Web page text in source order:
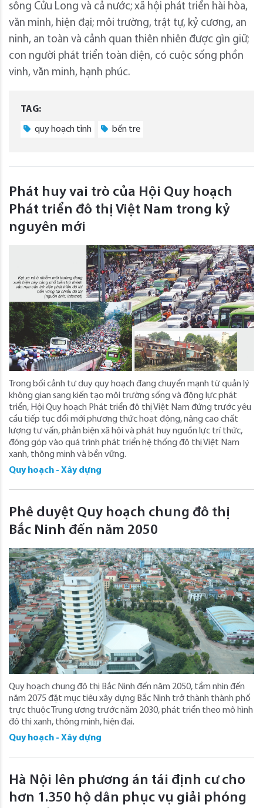
sông Cửu Long và cả nước; xã hội phát triển hài hòa,
văn minh, hiện đại; môi trường, trật tự, kỷ cương, an
ninh, an toàn và cảnh quan thiên nhiên được gìn giữ;
con người phát triển toàn diện, có cuộc sống phồn
vinh, văn minh, hạnh phúc.
TAG:
quy hoạch tỉnh bến tre
Phát huy vai trò của Hội Quy hoạch
Phát triển đô thị Việt Nam trong kỷ
nguyên mới
Trong bối cảnh tư duy quy hoạch đang chuyển mạnh từ quản lý
không gian sang kiến tạo môi trường sống và động lực phát
triển, Hội Quy hoạch Phát triển đô thị Việt Nam đứng trước yêu
cầu tiếp tục đổi mới phương thức hoạt động, nâng cao chất
lượng tư vấn, phản biện xã hội và phát huy nguồn lực trí thức,
đóng góp vào quá trình phát triển hệ thống đô thị Việt Nam
xanh, thông minh và bền vững.
Quy hoạch - Xây dựng
Phê duyệt Quy hoạch chung đô thị
Bắc Ninh đến năm 2050
Quy hoạch chung đô thị Bắc Ninh đến năm 2050, tầm nhìn đến
năm 2075 đặt mục tiêu xây dựng Bắc Ninh trở thành thành phố
trực thuộc Trung ương trước năm 2030, phát triển theo mô hình
đô thị xanh, thông minh, hiện đại.
Quy hoạch - Xây dựng
Hà Nội lên phương án tái định cư cho
hơn 1.350 hộ dân phục vụ giải phóng